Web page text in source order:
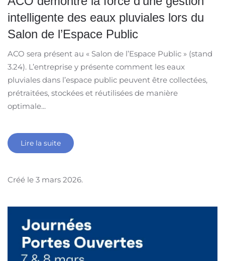
intelligente des eaux pluviales lors du
Salon de l’Espace Public
ACO sera présent au « Salon de l’Espace Public » (stand
3.24). L’entreprise y présente comment les eaux
pluviales dans l’espace public peuvent être collectées,
prétraitées, stockées et réutilisées de manière
optimale...
Lire la suite
Créé le 3 mars 2026.